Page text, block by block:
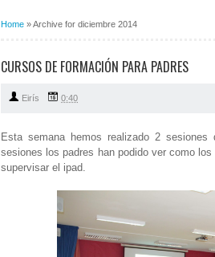
Home »Archive for diciembre 2014
CURSOS DE FORMACIÓN PARA PADRES
Eirís 0:40
Esta semana hemos realizado 2
sesiones los padres han podido ver como
supervisar el ipad.